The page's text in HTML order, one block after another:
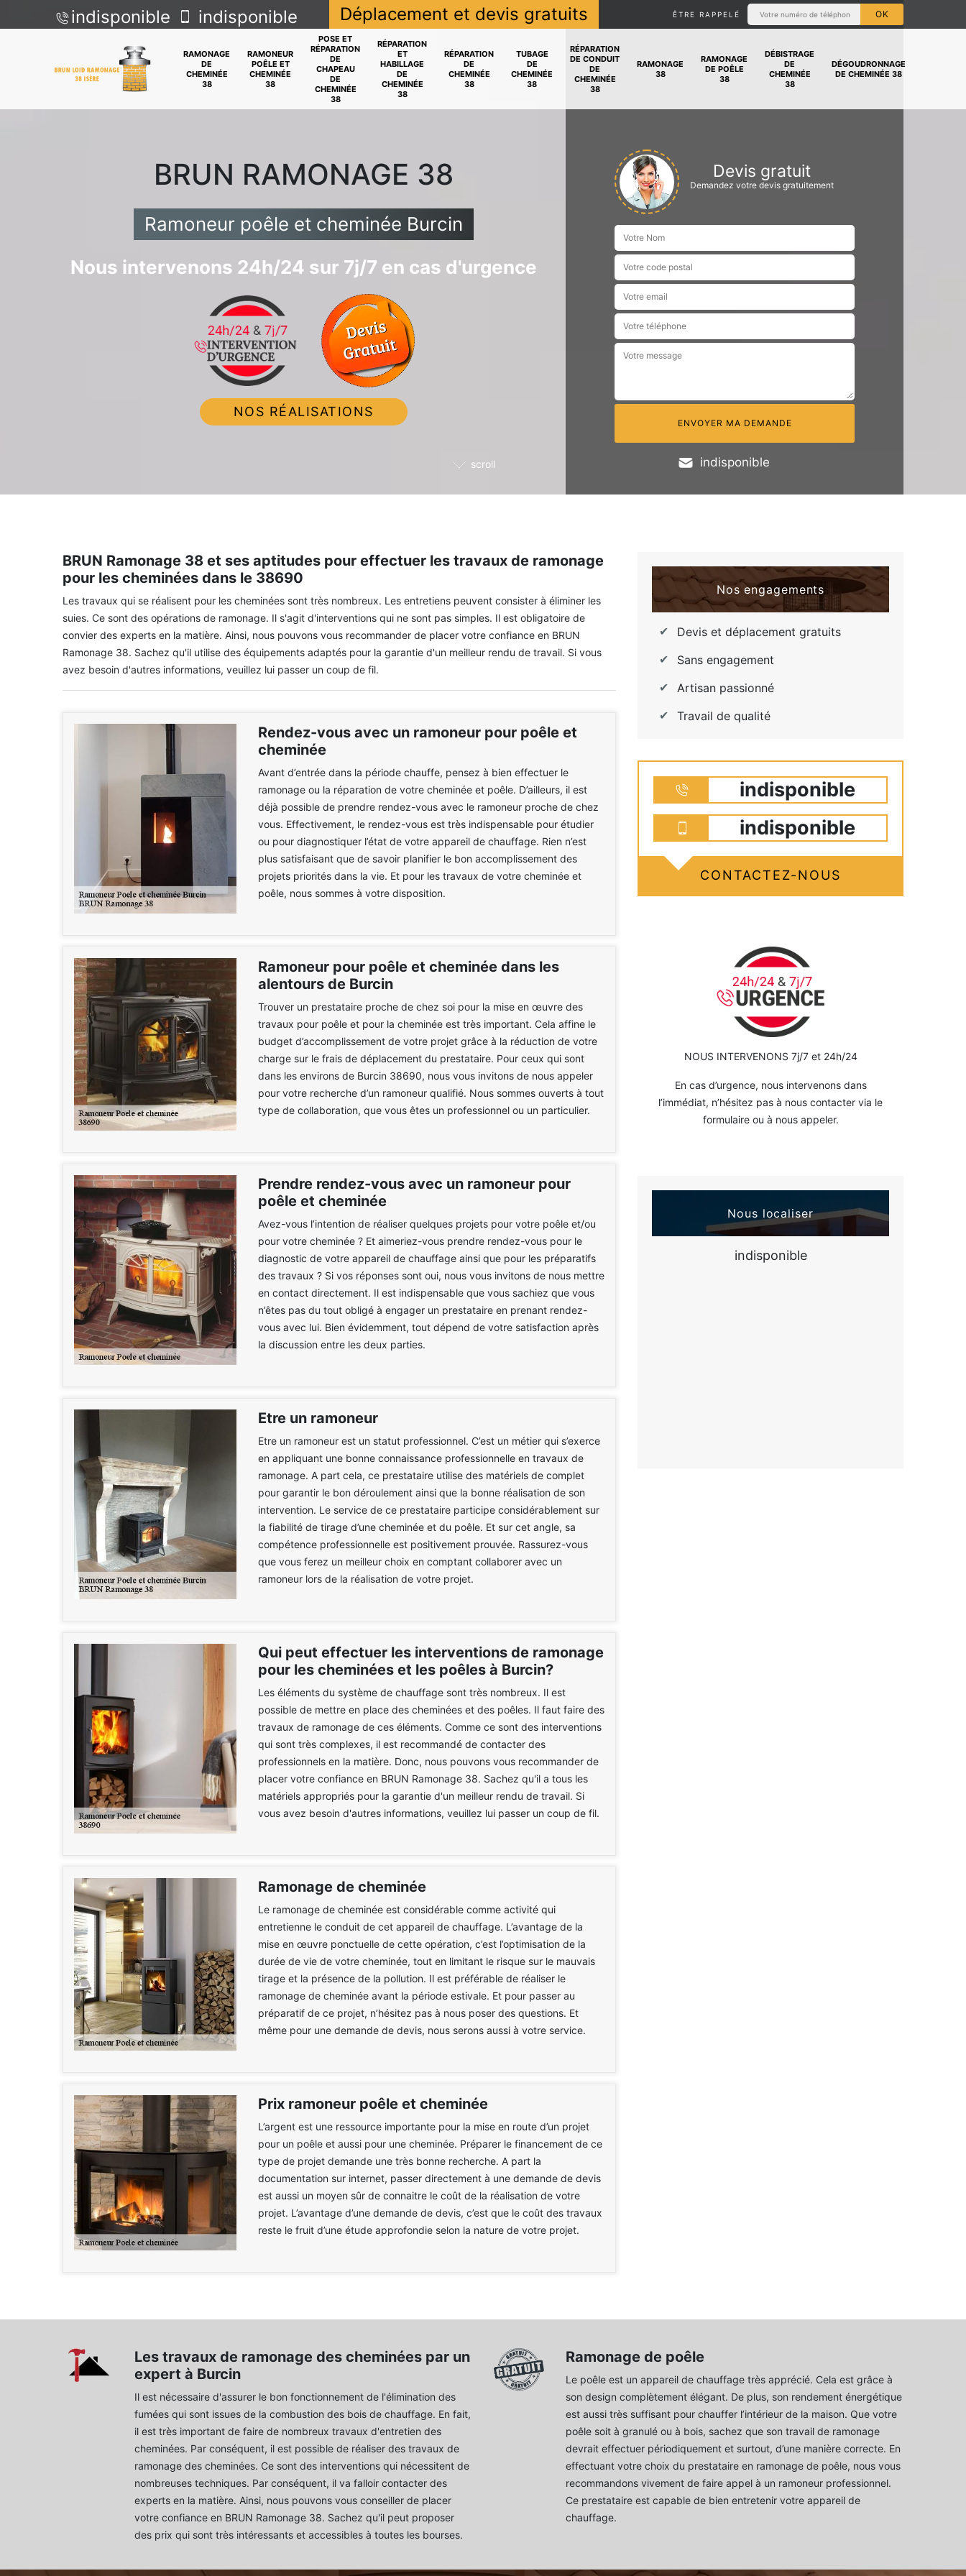
indisponible indisponible Déplacement et devis gratuits ÊTRE RAPPELÉ
RAMONAGE
DE
CHEMINÉE
38
RAMONEUR
POÊLE ET
CHEMINÉE
38
POSE ET
RÉPARATION
DE
CHAPEAU
DE
CHEMINÉE
38
RÉPARATION
ET
HABILLAGE
DE
CHEMINÉE
38
RÉPARATION
DE
CHEMINÉE
38
TUBAGE
DE
CHEMINÉE
38
RÉPARATION
DE CONDUIT
DE
CHEMINÉE
38
RAMONAGE
38
RAMONAGE
DE POÊLE
38
DÉBISTRAGE
DE
CHEMINÉE
38
DÉGOUDRONNAGE
DE CHEMINÉE 38
scroll
BRUN RAMONAGE 38
Ramoneur poêle et cheminée Burcin
Nous intervenons 24h/24 sur 7j/7 en cas d'urgence
NOS RÉALISATIONS
Devis gratuit
Demandez votre devis gratuitement
indisponible
BRUN Ramonage 38 et ses aptitudes pour effectuer les travaux de ramonage
pour les cheminées dans le 38690
Les travaux qui se réalisent pour les cheminées sont très nombreux. Les entretiens peuvent consister à éliminer les
suies. Ce sont des opérations de ramonage. Il s'agit d'interventions qui ne sont pas simples. Il est obligatoire de
convier des experts en la matière. Ainsi, nous pouvons vous recommander de placer votre confiance en BRUN
Ramonage 38. Sachez qu'il utilise des équipements adaptés pour la garantie d'un meilleur rendu de travail. Si vous
avez besoin d'autres informations, veuillez lui passer un coup de fil.
Rendez-vous avec un ramoneur pour poêle et
cheminée
Avant d’entrée dans la période chauffe, pensez à bien effectuer le
ramonage ou la réparation de votre cheminée et poêle. D’ailleurs, il est
déjà possible de prendre rendez-vous avec le ramoneur proche de chez
vous. Effectivement, le rendez-vous est très indispensable pour étudier
ou pour diagnostiquer l’état de votre appareil de chauffage. Rien n’est
plus satisfaisant que de savoir planifier le bon accomplissement des
projets priorités dans la vie. Et pour les travaux de votre cheminée et
poêle, nous sommes à votre disposition.
Ramoneur pour poêle et cheminée dans les
alentours de Burcin
Trouver un prestataire proche de chez soi pour la mise en œuvre des
travaux pour poêle et pour la cheminée est très important. Cela affine le
budget d’accomplissement de votre projet grâce à la réduction de votre
charge sur le frais de déplacement du prestataire. Pour ceux qui sont
dans les environs de Burcin 38690, nous vous invitons de nous appeler
pour votre recherche d’un ramoneur qualifié. Nous sommes ouverts à tout
type de collaboration, que vous êtes un professionnel ou un particulier.
Prendre rendez-vous avec un ramoneur pour
poêle et cheminée
Avez-vous l’intention de réaliser quelques projets pour votre poêle et/ou
pour votre cheminée ? Et aimeriez-vous prendre rendez-vous pour le
diagnostic de votre appareil de chauffage ainsi que pour les préparatifs
des travaux ? Si vos réponses sont oui, nous vous invitons de nous mettre
en contact directement. Il est indispensable que vous sachiez que vous
n’êtes pas du tout obligé à engager un prestataire en prenant rendez-
vous avec lui. Bien évidemment, tout dépend de votre satisfaction après
la discussion entre les deux parties.
Etre un ramoneur
Etre un ramoneur est un statut professionnel. C’est un métier qui s’exerce
en appliquant une bonne connaissance professionnelle en travaux de
ramonage. A part cela, ce prestataire utilise des matériels de complet
pour garantir le bon déroulement ainsi que la bonne réalisation de son
intervention. Le service de ce prestataire participe considérablement sur
la fiabilité de tirage d’une cheminée et du poêle. Et sur cet angle, sa
compétence professionnelle est positivement prouvée. Rassurez-vous
que vous ferez un meilleur choix en comptant collaborer avec un
ramoneur lors de la réalisation de votre projet.
Qui peut effectuer les interventions de ramonage
pour les cheminées et les poêles à Burcin?
Les éléments du système de chauffage sont très nombreux. Il est
possible de mettre en place des cheminées et des poêles. Il faut faire des
travaux de ramonage de ces éléments. Comme ce sont des interventions
qui sont très complexes, il est recommandé de contacter des
professionnels en la matière. Donc, nous pouvons vous recommander de
placer votre confiance en BRUN Ramonage 38. Sachez qu'il a tous les
matériels appropriés pour la garantie d'un meilleur rendu de travail. Si
vous avez besoin d'autres informations, veuillez lui passer un coup de fil.
Ramonage de cheminée
Le ramonage de cheminée est considérable comme activité qui
entretienne le conduit de cet appareil de chauffage. L’avantage de la
mise en œuvre ponctuelle de cette opération, c’est l’optimisation de la
durée de vie de votre cheminée, tout en limitant le risque sur le mauvais
tirage et la présence de la pollution. Il est préférable de réaliser le
ramonage de cheminée avant la période estivale. Et pour passer au
préparatif de ce projet, n’hésitez pas à nous poser des questions. Et
même pour une demande de devis, nous serons aussi à votre service.
Prix ramoneur poêle et cheminée
L’argent est une ressource importante pour la mise en route d’un projet
pour un poêle et aussi pour une cheminée. Préparer le financement de ce
type de projet demande une très bonne recherche. A part la
documentation sur internet, passer directement à une demande de devis
est aussi un moyen sûr de connaitre le coût de la réalisation de votre
projet. L’avantage d’une demande de devis, c’est que le coût des travaux
reste le fruit d’une étude approfondie selon la nature de votre projet.
Nos engagements
Devis et déplacement gratuits
Sans engagement
Artisan passionné
Travail de qualité
indisponible
indisponible
CONTACTEZ-NOUS
NOUS INTERVENONS 7j/7 et 24h/24
En cas d’urgence, nous intervenons dans
l’immédiat, n’hésitez pas à nous contacter via le
formulaire ou à nous appeler.
Nous localiser
indisponible
Les travaux de ramonage des cheminées par un
expert à Burcin
Il est nécessaire d'assurer le bon fonctionnement de l'élimination des
fumées qui sont issues de la combustion des bois de chauffage. En fait,
il est très important de faire de nombreux travaux d'entretien des
cheminées. Par conséquent, il est possible de réaliser des travaux de
ramonage des cheminées. Ce sont des interventions qui nécessitent de
nombreuses techniques. Par conséquent, il va falloir contacter des
experts en la matière. Ainsi, nous pouvons vous conseiller de placer
votre confiance en BRUN Ramonage 38. Sachez qu'il peut proposer
des prix qui sont très intéressants et accessibles à toutes les bourses.
Ramonage de poêle
Le poêle est un appareil de chauffage très apprécié. Cela est grâce à
son design complètement élégant. De plus, son rendement énergétique
est aussi très suffisant pour chauffer l’intérieur de la maison. Que votre
poêle soit à granulé ou à bois, sachez que son travail de ramonage
devrait effectuer périodiquement et surtout, d’une manière correcte. En
effectuant votre choix du prestataire en ramonage de poêle, nous vous
recommandons vivement de faire appel à un ramoneur professionnel.
Ce prestataire est capable de bien entretenir votre appareil de
chauffage.